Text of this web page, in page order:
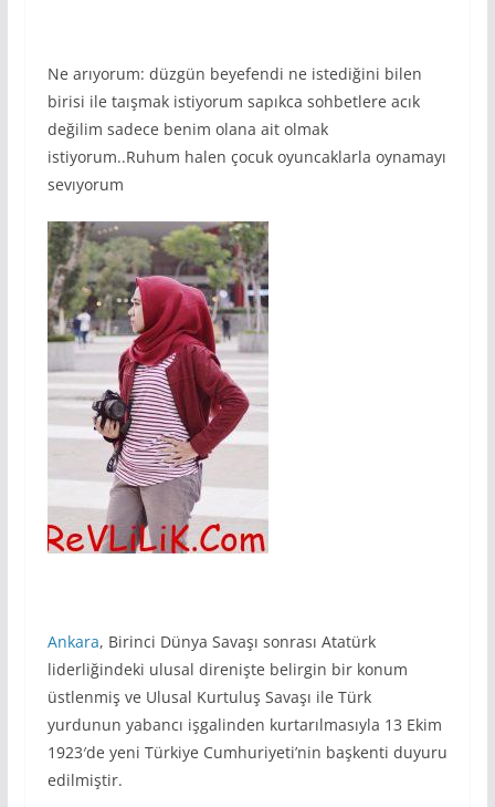
Ne arıyorum: düzgün beyefendi ne istediğini bilen
birisi ile taışmak istiyorum sapıkca sohbetlere acık
değilim sadece benim olana ait olmak
istiyorum..Ruhum halen çocuk oyuncaklarla oynamayı
sevıyorum
Ankara, Birinci Dünya Savaşı sonrası Atatürk
liderliğindeki ulusal direnişte belirgin bir konum
üstlenmiş ve Ulusal Kurtuluş Savaşı ile Türk
yurdunun yabancı işgalinden kurtarılmasıyla 13 Ekim
1923′de yeni Türkiye Cumhuriyeti’nin başkenti duyuru
edilmiştir.